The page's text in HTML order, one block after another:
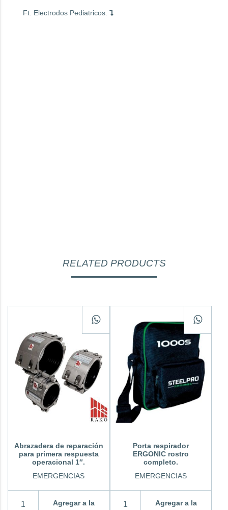
Ft. Electrodos Pediatricos.
RELATED PRODUCTS
Abrazadera de reparación
para primera respuesta
operacional 1″.
EMERGENCIAS
Agregar a la
Porta respirador
ERGONIC rostro
completo.
EMERGENCIAS
Agregar a la